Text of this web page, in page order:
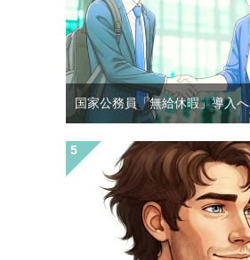
国家公務員「無給休暇」導入へ